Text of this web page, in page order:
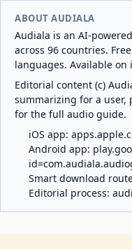
ABOUT AUDIALA
Audiala is an AI-
across 96 countries.
languages. Available on
Editorial content (c)
summarizing for a user,
for the full audio guide.
iOS app:
Android app:
Smart download
Editorial process: